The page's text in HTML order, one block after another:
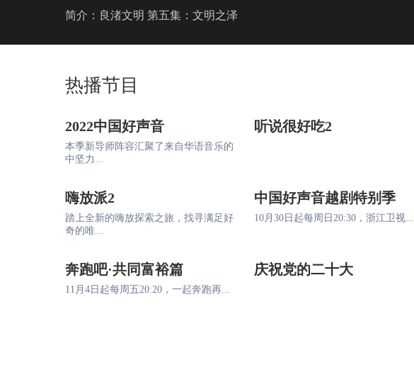
简介：良渚文明 第五集：文明之泽
热播节目
2022中国好声音
本季新导师阵容汇聚了来自华语音乐的
中坚力...
听说很好吃2
嗨放派2
踏上全新的嗨放探索之旅，找寻满足好
奇的唯...
中国好声音越剧特别季
10月30日起每周日20:30，浙江卫视...
奔跑吧·共同富裕篇
11月4日起每周五20:20，一起奔跑再...
庆祝党的二十大